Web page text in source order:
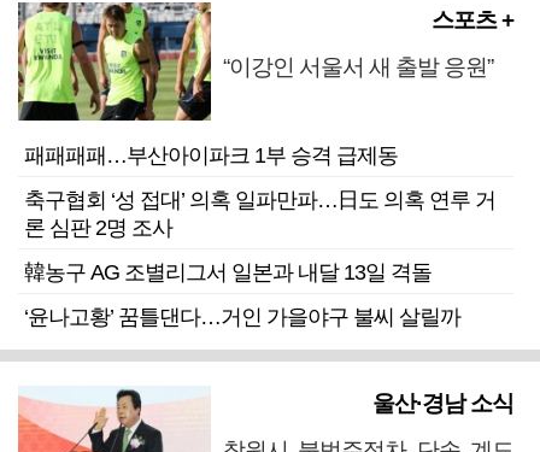
스포츠 +
“이강인 서울서 새 출발 응원”
패패패패…부산아이파크 1부 승격 급제동
축구협회 ‘성 접대’ 의혹 일파만파…日도 의혹 연루 거
론 심판 2명 조사
韓농구 AG 조별리그서 일본과 내달 13일 격돌
‘윤나고황’ 꿈틀댄다…거인 가을야구 불씨 살릴까
울산·경남 소식